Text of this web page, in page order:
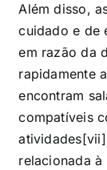
Além disso,
cuidado e de
em razão da
rapidamente
encontram
compatíveis
atividades[vii]
relacionada